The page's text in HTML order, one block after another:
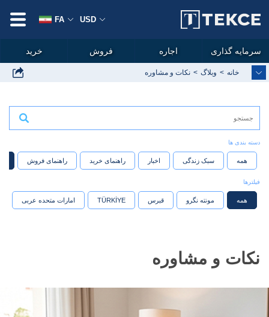
خانه وبلاگ نکات و مشاوره
دسته بندی ها
همه سبک زندگی اخبار راهنمای خرید راهنمای فروش
فیلترها
همه مونته نگرو قبرس TÜRKİYE امارات متحده عربی
نکات و مشاوره
USD
FA
خرید فروش اجاره سرمایه گذاری